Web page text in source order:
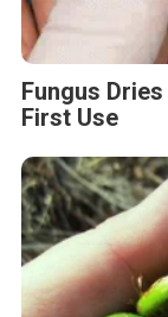
Fungus
First Use